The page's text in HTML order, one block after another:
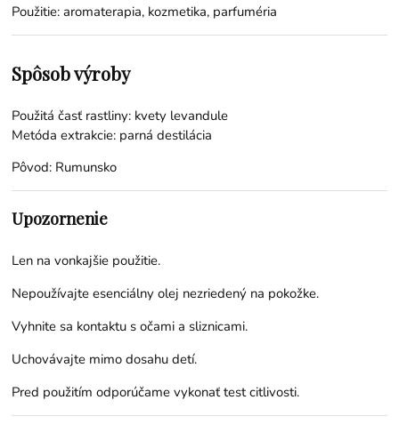
Použitie: aromaterapia, kozmetika, parfuméria
Spôsob výroby
Použitá časť rastliny: kvety levandule
Metóda extrakcie: parná destilácia
Pôvod: Rumunsko
Upozornenie
Len na vonkajšie použitie.
Nepoužívajte esenciálny olej nezriedený na pokožke.
Vyhnite sa kontaktu s očami a sliznicami.
Uchovávajte mimo dosahu detí.
Pred použitím odporúčame vykonať test citlivosti.